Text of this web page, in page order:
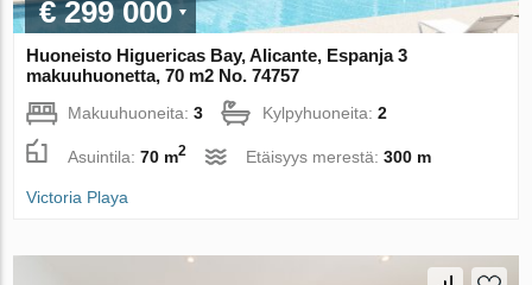
€ 299 000
Huoneisto Higuericas Bay, Alicante, Espanja 3
makuuhuonetta, 70 m2 No. 74757
Makuuhuoneita:3 Kylpyhuoneita:2
Asuintila:70 m2 Etäisyys merestä:300 m
Victoria Playa